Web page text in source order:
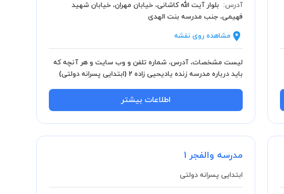
آدرس: بلوار آیت الله کاشانی، خیابان مهران، خیابان شهید
فهیمی، جنب مدرسه بنت الهدی
مشاهده روی نقشه
لیست مشخصات، آدرس، شماره تلفن و وب سایت و هر آنچه که
باید درباره مدرسه زنده یادیحیی زاده 2 (ابتدایی پسرانه دولتی)
اطلاعات بیشتر
مدرسه والفجر 1
ابتدایی پسرانه دولتی